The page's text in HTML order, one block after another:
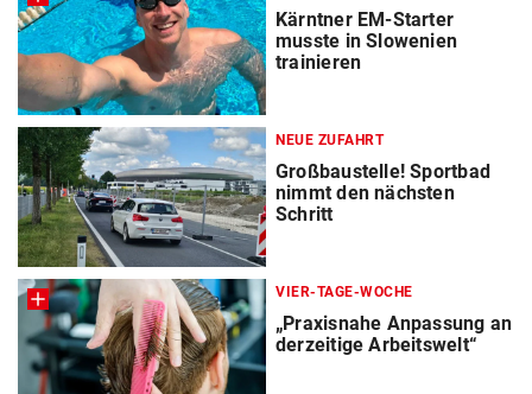
Kärntner EM-Starter
musste in Slowenien
trainieren
NEUE ZUFAHRT
Großbaustelle! Sportbad
nimmt den nächsten
Schritt
VIER-TAGE-WOCHE
„Praxisnahe Anpassung an
derzeitige Arbeitswelt“